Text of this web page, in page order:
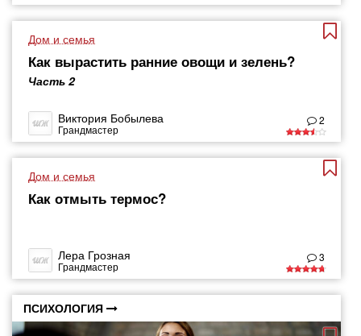
Дом и семья
Как вырастить ранние овощи и зелень?
Часть 2
Виктория Бобылева
Грандмастер
2
Дом и семья
Как отмыть термос?
Лера Грозная
Грандмастер
3
ПСИХОЛОГИЯ